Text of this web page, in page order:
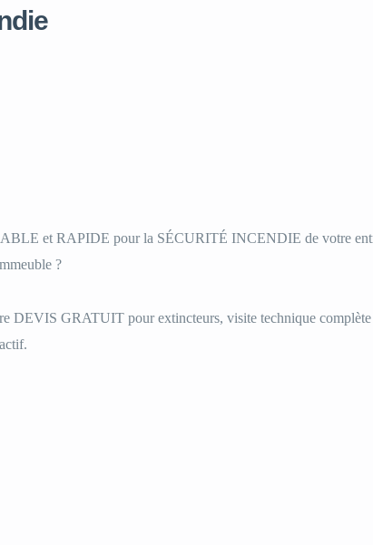
et RAPIDE pour la SÉCURITÉ INCENDIE de votre
?
DEVIS GRATUIT pour extincteurs, visite technique complète